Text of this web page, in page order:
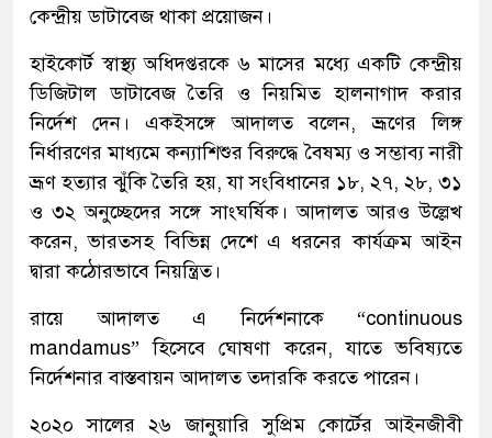
কেন্দ্রীয় ডাটাবেজ থাকা প্রয়োজন।
হাইকোর্ট স্বাস্থ্য অধিদপ্তরকে ৬ মাসের মধ্যে একটি কেন্দ্রীয়
ডিজিটাল ডাটাবেজ তৈরি ও নিয়মিত হালনাগাদ করার
নির্দেশ দেন। একইসঙ্গে আদালত বলেন, ভ্রূণের লিঙ্গ
নির্ধারণের মাধ্যমে কন্যাশিশুর বিরুদ্ধে বৈষম্য ও সম্ভাব্য নারী
ভ্রূণ হত্যার ঝুঁকি তৈরি হয়, যা সংবিধানের ১৮, ২৭, ২৮, ৩১
ও ৩২ অনুচ্ছেদের সঙ্গে সাংঘর্ষিক। আদালত আরও উল্লেখ
করেন, ভারতসহ বিভিন্ন দেশে এ ধরনের কার্যক্রম আইন
দ্বারা কঠোরভাবে নিয়ন্ত্রিত।
রায়ে আদালত এ নির্দেশনাকে “continuous
mandamus” হিসেবে ঘোষণা করেন, যাতে ভবিষ্যতে
নির্দেশনার বাস্তবায়ন আদালত তদারকি করতে পারেন।
২০২০ সালের ২৬ জানুয়ারি সুপ্রিম কোর্টের আইনজীবী